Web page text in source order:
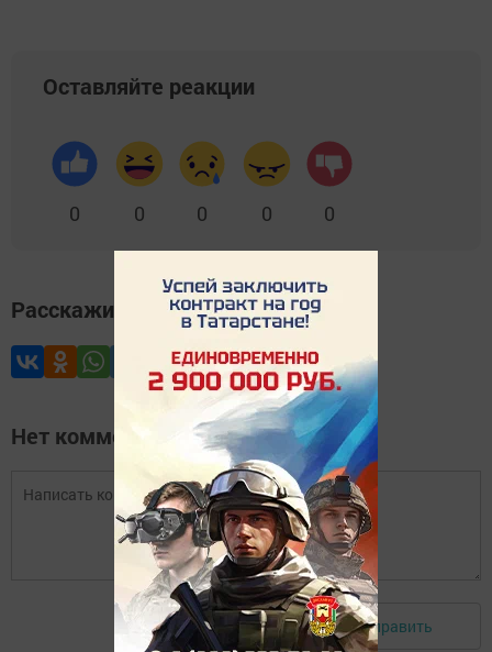
Оставляйте реакции
0 0 0 0 0
Расскажите друзьям
Нет комментариев
Авторизоваться Отправить